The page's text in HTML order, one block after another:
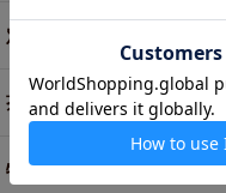
定期便
茶器・オリジナルグッズ
特別商品・お取り寄せ